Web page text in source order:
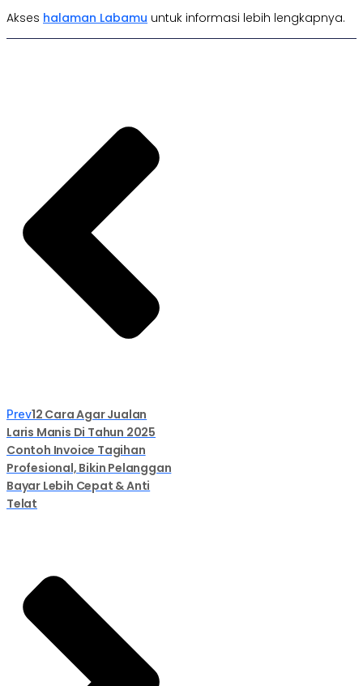
Akses halaman Labamu untuk informasi lebih lengkapnya.
Prev12 Cara Agar Jualan
Laris Manis Di Tahun 2025
Contoh Invoice Tagihan
Profesional, Bikin Pelanggan
Bayar Lebih Cepat & Anti
Telat